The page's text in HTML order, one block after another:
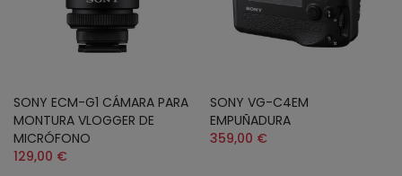
SONY ECM-G1 CÁMARA PARA
MONTURA VLOGGER DE
MICRÓFONO
129,00 €
SONY VG-C4EM
EMPUÑADURA
359,00 €